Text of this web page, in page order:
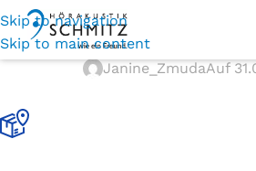
Skip to navigation
Skip to main contentdelivery-
Janine_ZmudaAuf